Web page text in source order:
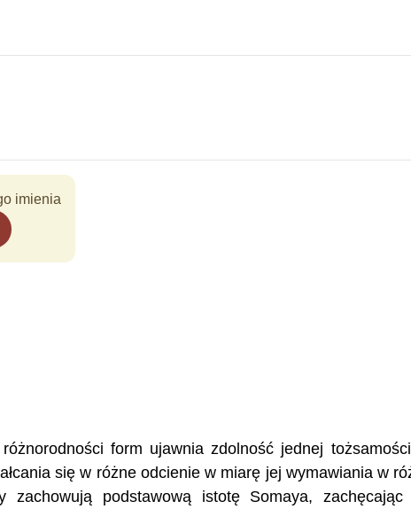
imienia
form ujawnia zdolność jednej
się w różne odcienie w miarę jej wymawiania w
zachowują podstawową istotę Somaya,